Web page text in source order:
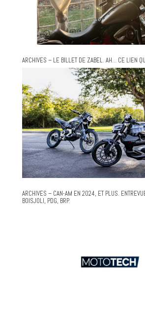
ARCHIVES – LE BILLET DE ZABEL. AH… CE LIEN
ARCHIVES – CAN-AM EN 2024, ET PLUS.
BOISJOLI, PDG, BRP.